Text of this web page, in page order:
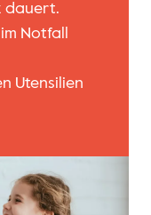
dauert.
Notfall
Utensilien